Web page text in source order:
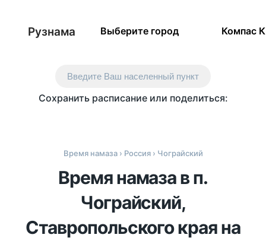
Рузнама Выберите город Компас
Введите Ваш населенный пункт
Сохранить расписание или поделиться:
Время намаза› Россия› Чограйский
Время намаза в п.
Чограйский,
Ставропольского края на